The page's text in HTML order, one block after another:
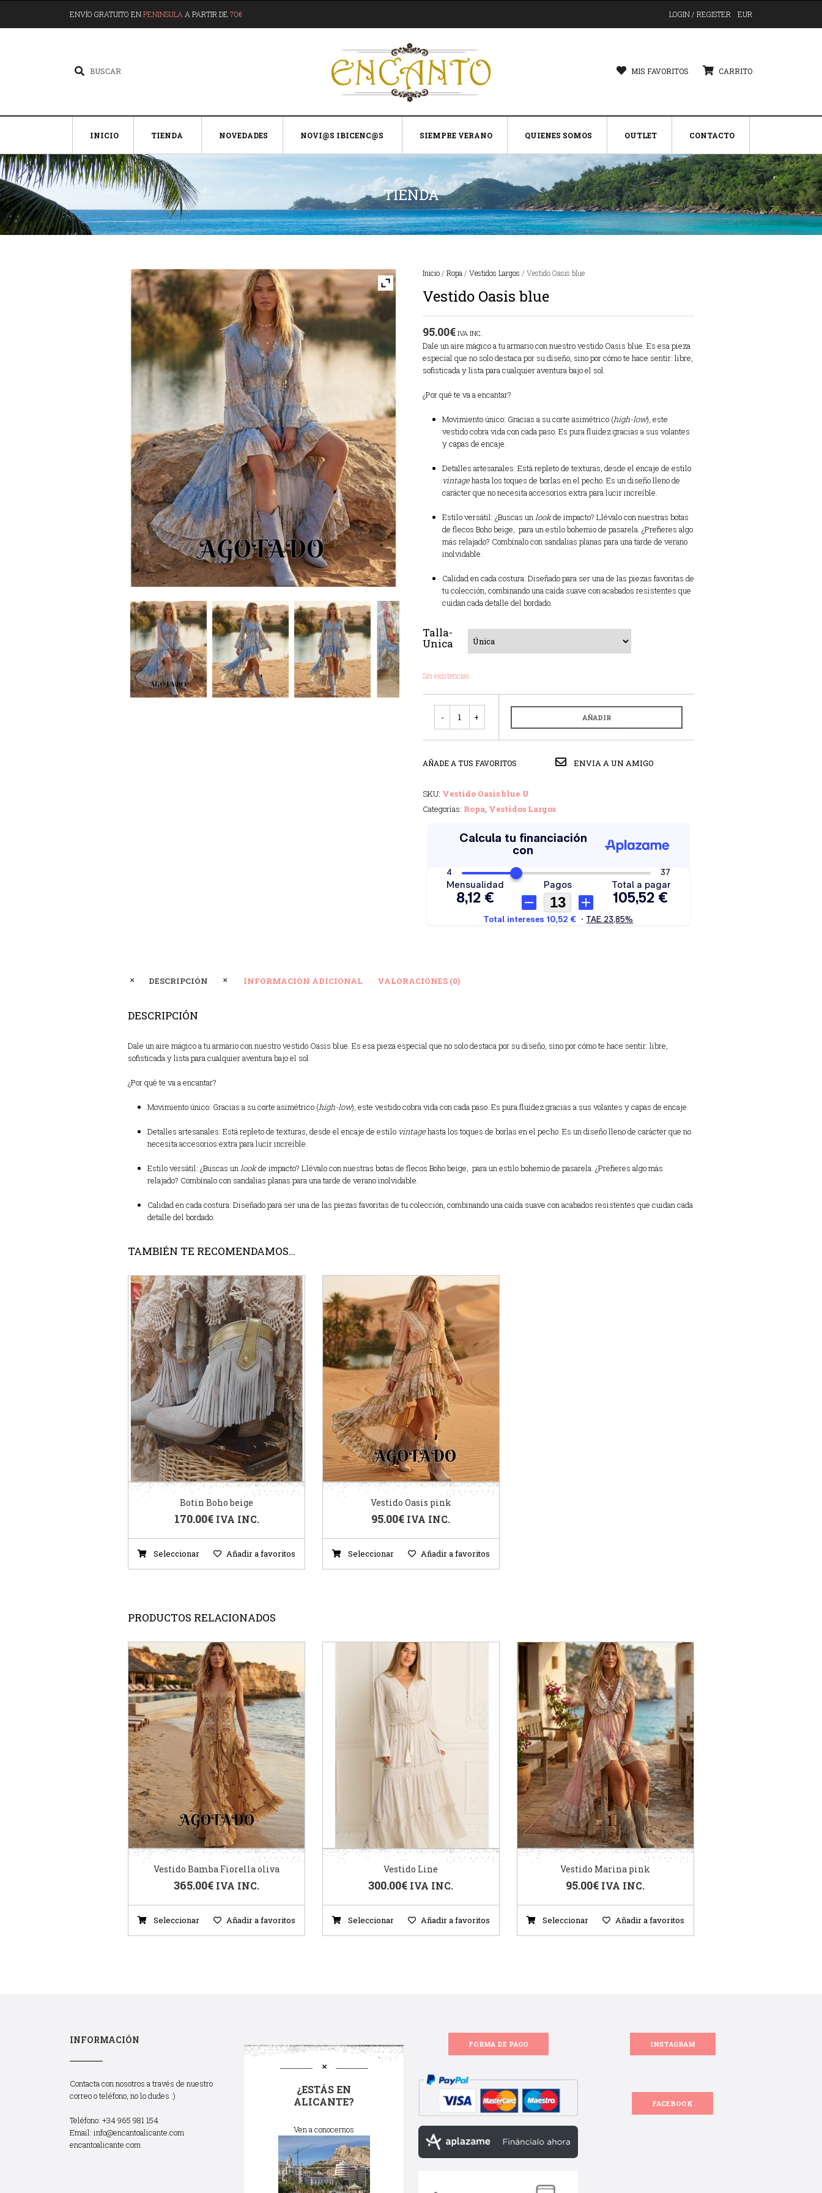
ENVÍO GRATUITO ENPENINSULA A PARTIR DE 70€ LOGIN / REGISTER EUR
MIS FAVORITOS CARRITO
INICIO TIENDA NOVEDADES NOVI@S IBICENC@S SIEMPRE VERANO QUIENES SOMOS OUTLET CONTACTO
TIENDA
Inicio/ Ropa / Vestidos Largos / Vestido Oasis blue
Vestido Oasis blue
95.00€ IVA INC.
Dale un aire mágico a tu armario con nuestro vestido Oasis blue. Es esa pieza
especial que no solo destaca por su diseño, sino por cómo te hace sentir: libre,
sofisticada y lista para cualquier aventura bajo el sol.
¿Por qué te va a encantar?
Movimiento único: Gracias a su corte asimétrico (high-low), este
vestido cobra vida con cada paso. Es pura fluidez gracias a sus volantes
y capas de encaje.
Detalles artesanales: Está repleto de texturas, desde el encaje de estilo
vintagehasta los toques de borlas en el pecho. Es un diseño lleno de
carácter que no necesita accesorios extra para lucir increíble.
Estilo versátil: ¿Buscas unlookde impacto? Llévalo con nuestras botas
de flecos Boho beige, para un estilo bohemio de pasarela. ¿Prefieres algo
más relajado? Combínalo con sandalias planas para una tarde de verano
inolvidable.
Calidad en cada costura: Diseñado para ser una de las piezas favoritas de
tu colección, combinando una caída suave con acabados resistentes que
cuidan cada detalle del bordado.
Talla-
Unica
Sin existencias
AÑADIR
AÑADE A TUS FAVORITOS ENVIA A UN AMIGO
SKU: Vestido Oasis blue U
Categorías: Ropa, Vestidos Largos
DESCRIPCIÓN INFORMACIÓN ADICIONAL VALORACIONES (0)
DESCRIPCIÓN
Dale un aire mágico a tu armario con nuestro vestido Oasis blue. Es esa pieza especial que no solo destaca por su diseño, sino por cómo te hace sentir: libre,
sofisticada y lista para cualquier aventura bajo el sol.
¿Por qué te va a encantar?
Movimiento único: Gracias a su corte asimétrico (high-low), este vestido cobra vida con cada paso. Es pura fluidez gracias a sus volantes y capas de encaje.
Detalles artesanales: Está repleto de texturas, desde el encaje de estilo vintagehasta los toques de borlas en el pecho. Es un diseño lleno de carácter que no
necesita accesorios extra para lucir increíble.
Estilo versátil: ¿Buscas unlookde impacto? Llévalo con nuestras botas de flecos Boho beige, para un estilo bohemio de pasarela. ¿Prefieres algo más
relajado? Combínalo con sandalias planas para una tarde de verano inolvidable.
Calidad en cada costura: Diseñado para ser una de las piezas favoritas de tu colección, combinando una caída suave con acabados resistentes que cuidan cada
detalle del bordado.
TAMBIÉN TE RECOMENDAMOS…
Botin Boho beige
170.00€ IVA INC.
Seleccionar Añadir a favoritos
Vestido Oasis pink
95.00€ IVA INC.
Seleccionar Añadir a favoritos
PRODUCTOS RELACIONADOS
Vestido Bamba Fiorella oliva
365.00€ IVA INC.
Seleccionar Añadir a favoritos
Vestido Line
300.00€ IVA INC.
Seleccionar Añadir a favoritos
Vestido Marina pink
95.00€ IVA INC.
Seleccionar Añadir a favoritos
INFORMACIÓN
Contacta con nosotros a través de nuestro
correo o teléfono, no lo dudes :)
Teléfono: +34 965 981 154
Email: info@encantoalicante.com
encantoalicante.com
¿ESTÁS EN
ALICANTE?
Ven a conocernos
FORMA DE PAGO INSTAGRAM
FACEBOOK